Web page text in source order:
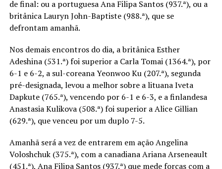
de final: ou a portuguesa Ana Filipa Santos (937.ª), ou a
britânica Lauryn John-Baptiste (988.ª), que se
defrontam amanhã.
Nos demais encontros do dia, a britânica Esther
Adeshina (531.ª) foi superior a Carla Tomai (1364.ª), por
6-1 e 6-2, a sul-coreana Yeonwoo Ku (207.ª), segunda
pré-designada, levou a melhor sobre a lituana Iveta
Dapkute (765.ª), vencendo por 6-1 e 6-3, e a finlandesa
Anastasia Kulikova (508.ª) foi superior a Alice Gillian
(629.ª), que venceu por um duplo 7-5.
Amanhã será a vez de entrarem em ação Angelina
Voloshchuk (375.ª), com a canadiana Ariana Arseneault
(451.ª), Ana Filipa Santos (937.ª) que mede forças com a